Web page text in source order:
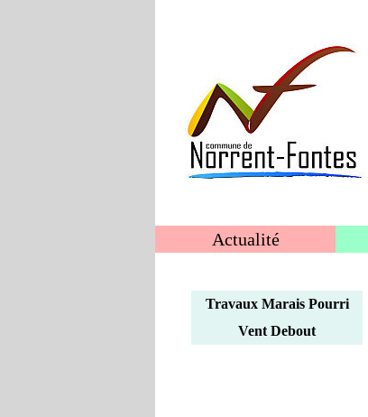
Actualité
Travaux Marais Pourri
2018
Vent Debout